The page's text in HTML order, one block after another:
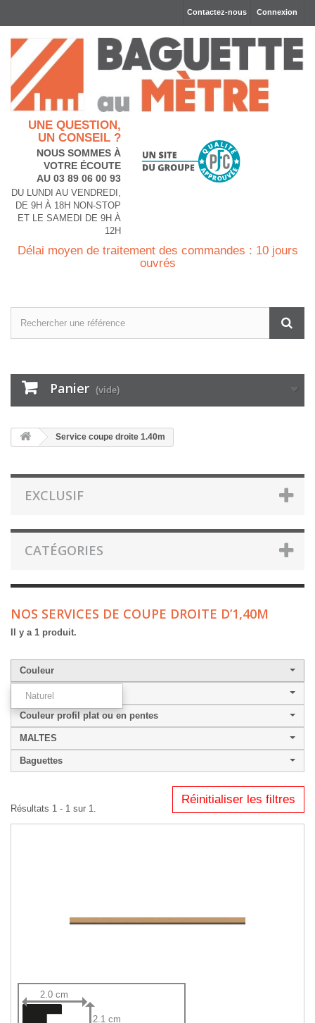
Connexion
Contactez-nous
UNE QUESTION,
UN CONSEIL ?
NOUS SOMMES À
VOTRE ÉCOUTE
AU 03 89 06 00 93
DU LUNDI AU VENDREDI,
DE 9H À 18H NON-STOP
ET LE SAMEDI DE 9H À
12H
Délai moyen de traitement des commandes : 10 jours
ouvrés
Panier (vide)
Service coupe droite 1.40m
EXCLUSIF
CATÉGORIES
NOS SERVICES DE COUPE DROITE D’1,40M
Il y a 1 produit.
Couleur
Naturel
Largeur de baguette
Couleur profil plat ou en pentes
MALTES
Baguettes
Réinitialiser les filtres
Résultats 1 - 1 sur 1.
2.0 cm
2.1 cm